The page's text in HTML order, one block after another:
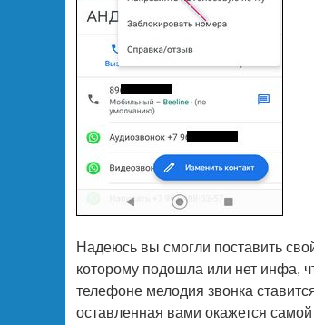
Надеюсь вы смогли поставить
которому подошла или нет инфа,
телефоне мелодия звонка
оставленная вами окажется